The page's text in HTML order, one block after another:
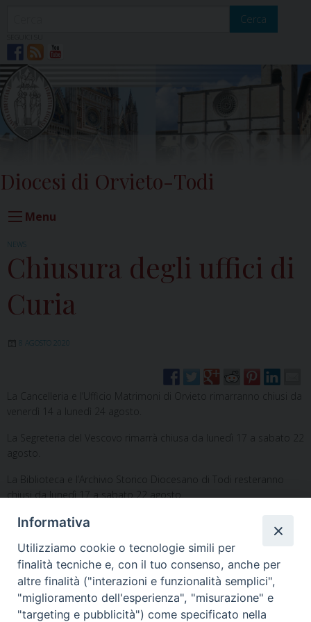
Cerca
Diocesi di Orvieto-Todi
Menu
NEWS
Chiusura degli uffici di
Curia
8 AGOSTO 2020
La Cancelleria e l’Ufficio Matrimoni di Orvieto rimarranno chiusi da
venerdì 14 a lunedì 24 agosto.
La Segreteria del Vescovo rimarrà chiusa da lunedì 17 a sabato 22
agosto.
La Biblioteca e l’Archivio Storico Diocesano di Todi resteranno
chiusi da lunedì 17 a sabato 22 agosto.
Home Il Vescovo Diocesi Pastorale
Liturgia
Informativa
Utilizziamo cookie o tecnologie simili per
finalità tecniche e, con il tuo consenso, anche per
altre finalità ("interazioni e funzionalità semplici",
"miglioramento dell'esperienza", "misurazione" e
"targeting e pubblicità") come specificato nella